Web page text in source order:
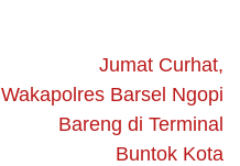
Jumat Curhat,
Wakapolres Barsel Ngopi
Bareng di Terminal
Buntok Kota